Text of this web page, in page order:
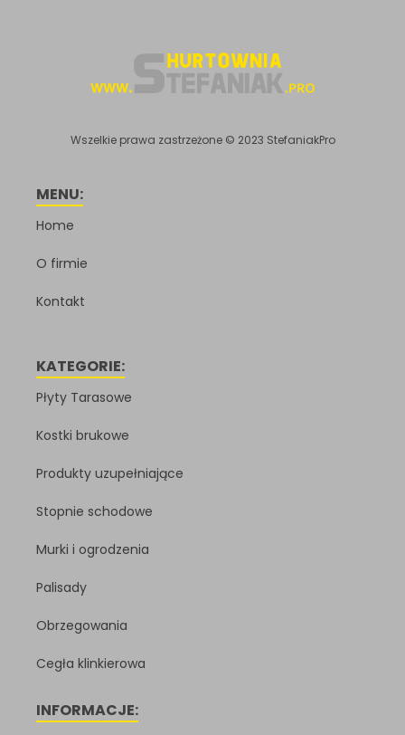
Wszelkie prawa zastrzeżone © 2023 StefaniakPro
MENU:
Home
O firmie
Kontakt
KATEGORIE:
Płyty Tarasowe
Kostki brukowe
Produkty uzupełniające
Stopnie schodowe
Murki i ogrodzenia
Palisady
Obrzegowania
Cegła klinkierowa
INFORMACJE: